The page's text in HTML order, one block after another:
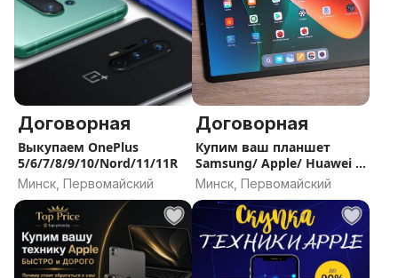
Договорная
Выкупаем OnePlus
5/6/7/8/9/10/Nord/11/11R
Минск, Первомайский
Договорная
Купим ваш планшет
Samsung/ Apple/ Huawei /
Lenovo/ Xiaomi/ Microsoft
Минск, Первомайский